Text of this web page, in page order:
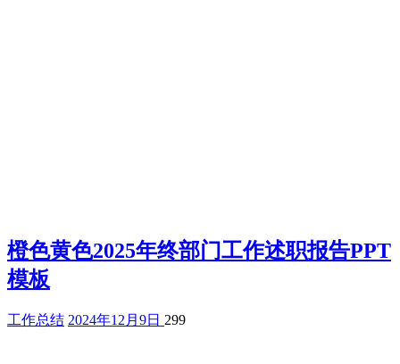
橙色黄色2025年终部门工作述职报告PPT
模板
工作总结 2024年12月9日 299